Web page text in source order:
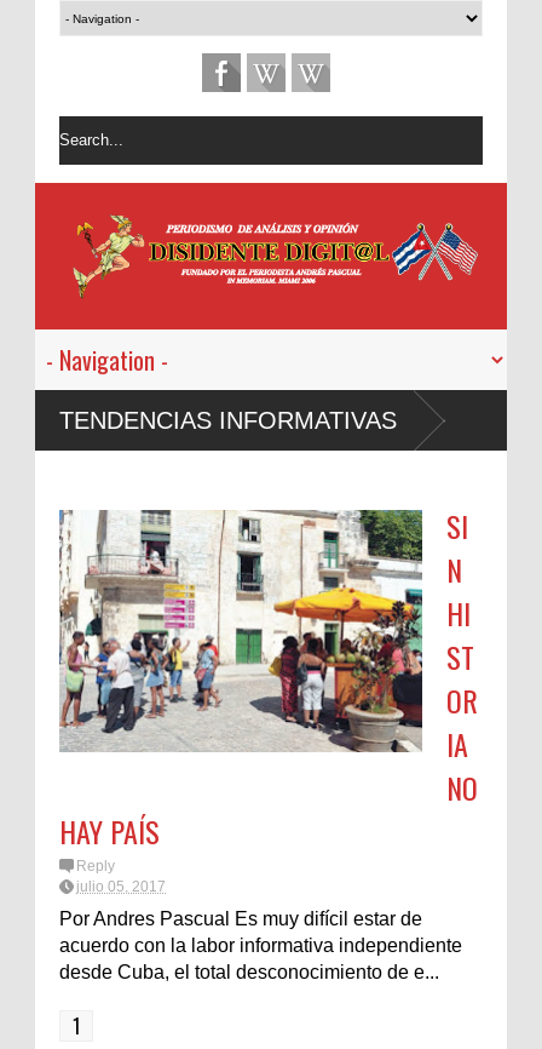
TENDENCIAS INFORMATIVAS
SI
N
HI
ST
OR
IA
NO
HAY PAÍS
Reply
julio 05, 2017
Por Andres Pascual Es muy difícil estar de
acuerdo con la labor informativa independiente
desde Cuba, el total desconocimiento de e...
1